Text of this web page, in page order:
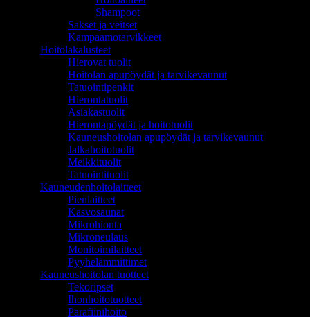
Shampoot
Sakset ja veitset
Kampaamotarvikkeet
Hoitolakalusteet
Hierovat tuolit
Hoitolan apupöydät ja tarvikevaunut
Tatuointipenkit
Hierontatuolit
Asiakastuolit
Hierontapöydät ja hoitotuolit
Kauneushoitolan apupöydät ja tarvikevaunut
Jalkahoitotuolit
Meikkituolit
Tatuointituolit
Kauneudenhoitolaitteet
Pienlaitteet
Kasvosaunat
Mikrohionta
Mikroneulaus
Monitoimilaitteet
Pyyhelämmittimet
Kauneushoitolan tuotteet
Tekoripset
Ihonhoitotuotteet
Parafiinihoito